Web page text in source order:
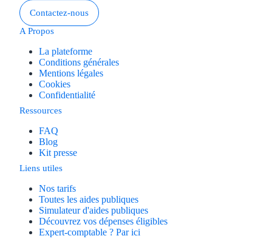
Contactez-nous
A Propos
La plateforme
Conditions générales
Mentions légales
Cookies
Confidentialité
Ressources
FAQ
Blog
Kit presse
Liens utiles
Nos tarifs
Toutes les aides publiques
Simulateur d'aides publiques
Découvrez vos dépenses éligibles
Expert-comptable ? Par ici